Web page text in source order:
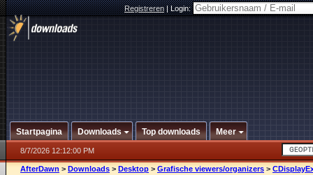
Registreren|Login:
Startpagina Downloads Top downloads Meer
8/7/2026 12:12:00 PM
AfterDawn > Downloads > Desktop > Grafische viewers/organizers >